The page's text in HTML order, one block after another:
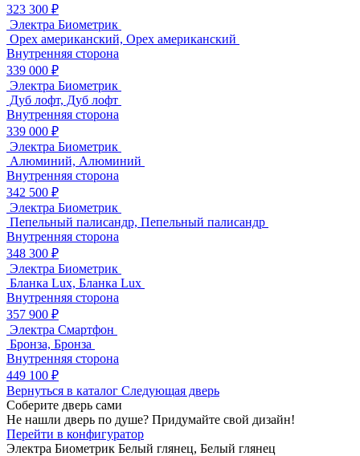
323 300 ₽
Электра Биометрик
Орех американский, Орех американский
Внутренняя сторона
339 000 ₽
Электра Биометрик
Дуб лофт, Дуб лофт
Внутренняя сторона
339 000 ₽
Электра Биометрик
Алюминий, Алюминий
Внутренняя сторона
342 500 ₽
Электра Биометрик
Пепельный палисандр, Пепельный палисандр
Внутренняя сторона
348 300 ₽
Электра Биометрик
Бланка Lux, Бланка Lux
Внутренняя сторона
357 900 ₽
Электра Смартфон
Бронза, Бронза
Внутренняя сторона
449 100 ₽
Вернуться в каталог Следующая дверь
Соберите дверь сами
Не нашли дверь по душе? Придумайте свой дизайн!
Перейти в конфигуратор
Электра Биометрик Белый глянец, Белый глянец